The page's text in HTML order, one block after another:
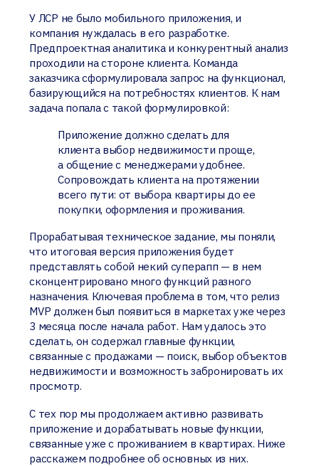
У ЛСР не было мобильного приложения, и
компания нуждалась в его разработке.
Предпроектная аналитика и конкурентный анализ
проходили на стороне клиента. Команда
заказчика сформулировала запрос на функционал,
базирующийся на потребностях клиентов. К нам
задача попала с такой формулировкой:
Приложение должно сделать для
клиента выбор недвижимости проще,
а общение с менеджерами удобнее.
Сопровождать клиента на протяжении
всего пути: от выбора квартиры до ее
покупки, оформления и проживания.
Прорабатывая техническое задание, мы поняли,
что итоговая версия приложения будет
представлять собой некий суперапп — в нем
сконцентрировано много функций разного
назначения. Ключевая проблема в том, что релиз
MVP должен был появиться в маркетах уже через
3 месяца после начала работ. Нам удалось это
сделать, он содержал главные функции,
связанные с продажами — поиск, выбор объектов
недвижимости и возможность забронировать их
просмотр.
С тех пор мы продолжаем активно развивать
приложение и дорабатывать новые функции,
связанные уже с проживанием в квартирах. Ниже
расскажем подробнее об основных из них.